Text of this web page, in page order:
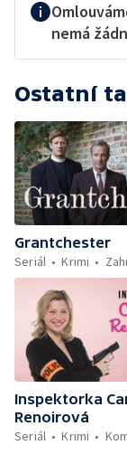
nemá
Ostatní
Grantchester
Seriál
Krimi
Inspektorka
Renoirová
Seriál
Krimi